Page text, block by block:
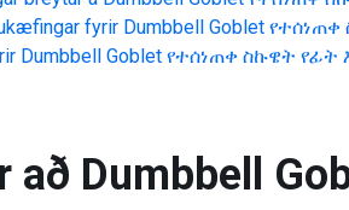
fyrir Dumbbell Goblet
Dumbbell Goblet የተሰነጠቀ ስኩዌት የፊት
að Dumbbell